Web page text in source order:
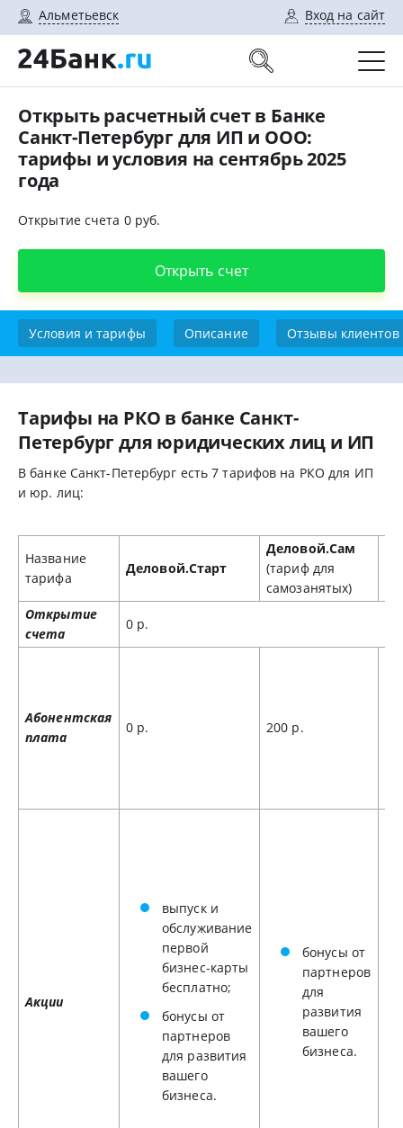
Альметьевск Вход на сайт
Открыть расчетный счет в Банке
Санкт-Петербург для ИП и ООО:
тарифы и условия на сентябрь 2025
года
Открытие счета 0 руб.
Открыть счет
Условия и тарифы Описание Отзывы клиентов
Тарифы на РКО в банке Санкт-
Петербург для юридических лиц и ИП
В банке Санкт-Петербург есть 7 тарифов на РКО для ИП
и юр. лиц:
Название
тарифа
Деловой.Старт
Деловой.Сам
(тариф для
самозанятых)
Открытие
счета
0 р.
Абонентская
плата
0 р. 200 р.
Акции
выпуск и
обслуживание
первой
бизнес-карты
бесплатно;
бонусы от
партнеров
для развития
вашего
бизнеса.
бонусы от
партнеров
для
развития
вашего
бизнеса.